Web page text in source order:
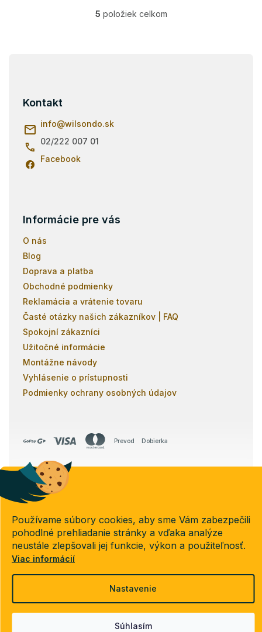
Používame súbory cookies, aby sme Vám zabezpečili
pohodlné prehliadanie stránky a vďaka analýze
neustále zlepšovali jej funkcie, výkon a použiteľnosť.
Viac informácií
Nastavenie
Súhlasím
O
5 položiek celkom
Kontakt
info@wilsondo.sk
02/222 007 01
Facebook
Informácie pre vás
O nás
Blog
Doprava a platba
Obchodné podmienky
Reklamácia a vrátenie tovaru
Časté otázky našich zákazníkov | FAQ
Spokojní zákazníci
Užitočné informácie
Montážne návody
Vyhlásenie o prístupnosti
Podmienky ochrany osobných údajov
Prevod Dobierka
Vytvoril Shoptet
Copyright 2026
Poschodovky.sk
Upraviť nastavenie cookies